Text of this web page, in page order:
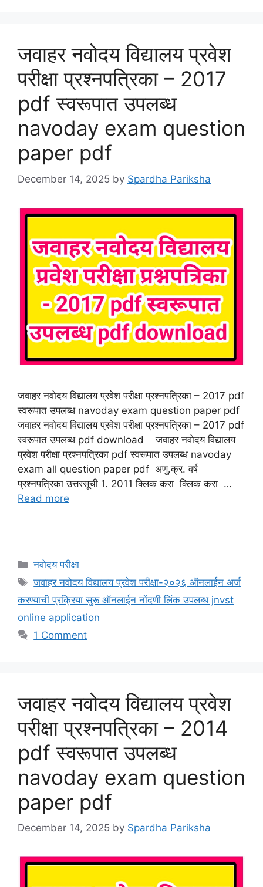
जवाहर नवोदय विद्यालय प्रवेश
परीक्षा प्रश्नपत्रिका – 2017
pdf स्वरूपात उपलब्ध
navoday exam question
paper pdf
December 14, 2025 by Spardha Pariksha
जवाहर नवोदय विद्यालय प्रवेश परीक्षा प्रश्नपत्रिका – 2017 pdf
स्वरूपात उपलब्ध navoday exam question paper pdf
जवाहर नवोदय विद्यालय प्रवेश परीक्षा प्रश्नपत्रिका – 2017 pdf
स्वरूपात उपलब्ध pdf download जवाहर नवोदय विद्यालय
प्रवेश परीक्षा प्रश्नपत्रिका pdf स्वरूपात उपलब्ध navoday
exam all question paper pdf अणु.क्र. वर्ष
प्रश्नपत्रिका उत्तरसूची 1. 2011 क्लिक करा क्लिक करा …
Read more
Categories
नवोदय परीक्षा
Tags
जवाहर नवोदय विद्यालय प्रवेश परीक्षा-२०२६ ऑनलाईन अर्ज
करण्याची प्रक्रिया सुरू ऑनलाईन नोंदणी लिंक उपलब्ध jnvst
online application
1 Comment
जवाहर नवोदय विद्यालय प्रवेश
परीक्षा प्रश्नपत्रिका – 2014
pdf स्वरूपात उपलब्ध
navoday exam question
paper pdf
December 14, 2025 by Spardha Pariksha